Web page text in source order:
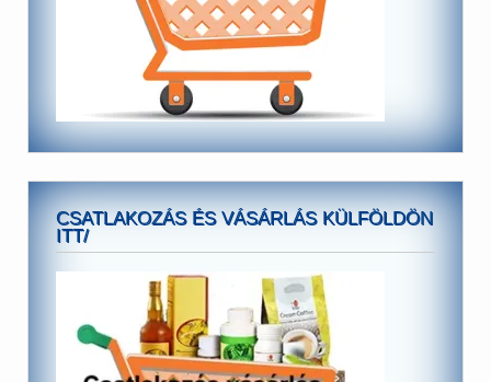
CSATLAKOZÁS ÉS VÁSÁRLÁS KÜLFÖLDÖN
ITT/